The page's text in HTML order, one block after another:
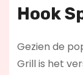
Hook
Gezien de
Grill is het